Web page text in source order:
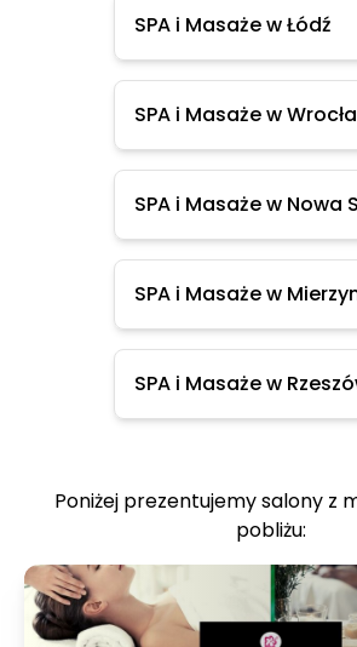
SPA i Masaże w Łódź
SPA i Masaże w
SPA i Masaże w Nowa
SPA i Masaże w
SPA i Masaże w
Poniżej prezentujemy salony z
pobliżu: